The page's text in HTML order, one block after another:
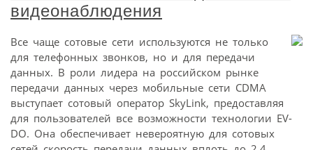
видеонаблюдения
Все чаще сотовые сети используются не только
для телефонных звонков, но и для передачи
данных. В роли лидера на российском рынке
передачи данных через мобильные сети CDMA
выступает сотовый оператор SkyLink, предоставляя
для пользователей все возможности технологии EV-
DO. Она обеспечивает невероятную для сотовых